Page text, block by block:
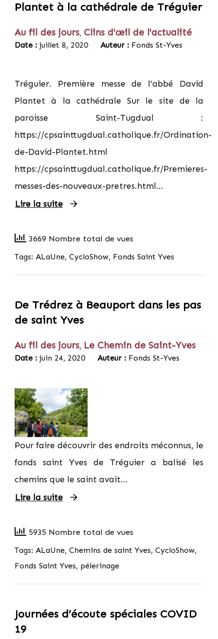
Plantet à la cathédrale de Tréguier
Au fil des jours, Clins d'œil de l'actualité
Date : juillet 8, 2020 Auteur : Fonds St-Yves
Tréguier. Première messe de l’abbé David
Plantet à la cathédrale Sur le site de la
paroisse Saint-Tugdual :
https://cpsainttugdual.catholique.fr/Ordination-
de-David-Plantet.html
https://cpsainttugdual.catholique.fr/Premieres-
messes-des-nouveaux-pretres.html…
Lire la suite
3669 Nombre total de vues
Tags: ALaUne, CycloShow, Fonds Saint Yves
De Trédrez à Beauport dans les pas
de saint Yves
Au fil des jours, Le Chemin de Saint-Yves
Date : juin 24, 2020 Auteur : Fonds St-Yves
Pour faire découvrir des endroits méconnus, le
fonds saint Yves de Tréguier a balisé les
chemins que le saint avait…
Lire la suite
5935 Nombre total de vues
Tags: ALaUne, Chemins de saint Yves, CycloShow,
Fonds Saint Yves, pélerinage
Journées d’écoute spéciales COVID
19